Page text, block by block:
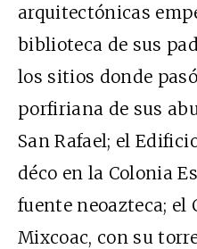
arquitectónicas
biblioteca de sus
los sitios donde
porfiriana de sus
San Rafael; el
déco en la Colonia
fuente neoazteca; el
Mixcoac, con su